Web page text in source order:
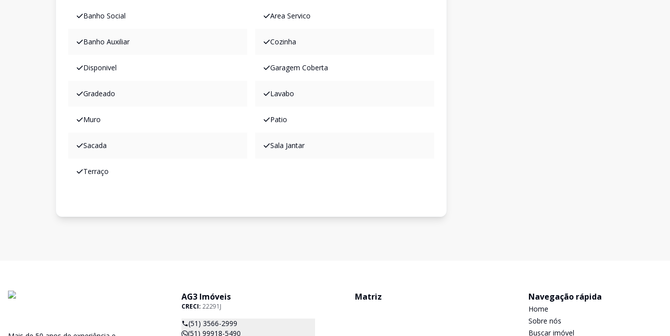
Banho Social Area Servico
Banho Auxiliar Cozinha
Disponivel Garagem Coberta
Gradeado Lavabo
Muro Patio
Sacada Sala Jantar
Terraço
AG3 Imóveis
CRECI: 22291J
(51) 3566-2999
(51) 99918-5490
Matriz Navegação rápida
Home
Sobre nós
Buscar imóvel